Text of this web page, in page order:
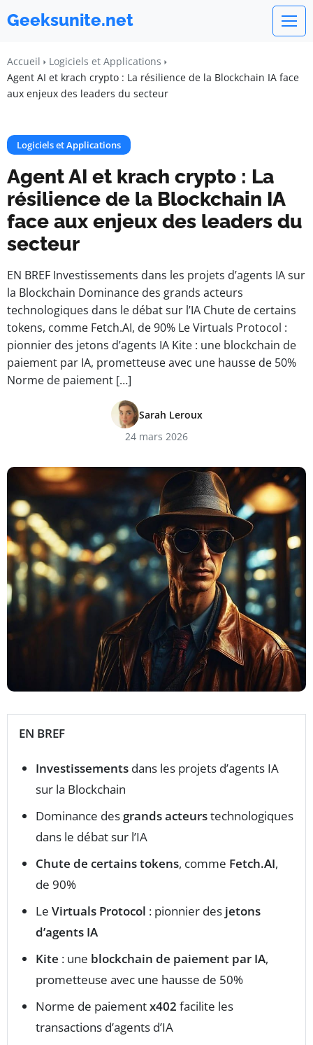
Geeksunite.net
Accueil
Logiciels et Applications
Agent AI et krach crypto : La résilience de la Blockchain IA face
aux enjeux des leaders du secteur
Logiciels et Applications
Agent AI et krach crypto : La
résilience de la Blockchain IA
face aux enjeux des leaders du
secteur
EN BREF Investissements dans les projets d’agents IA sur
la Blockchain Dominance des grands acteurs
technologiques dans le débat sur l’IA Chute de certains
tokens, comme Fetch.AI, de 90% Le Virtuals Protocol :
pionnier des jetons d’agents IA Kite : une blockchain de
paiement par IA, prometteuse avec une hausse de 50%
Norme de paiement […]
Sarah Leroux
24 mars 2026
EN BREF
Investissements dans les projets d’agents IA
sur la Blockchain
Dominance des grands acteurstechnologiques
dans le débat sur l’IA
Chute de certains tokens, comme Fetch.AI,
de 90%
Le Virtuals Protocol : pionnier des jetons
d’agents IA
Kite : une blockchain de paiement par IA,
prometteuse avec une hausse de 50%
Norme de paiementx402 facilite les
transactions d’agents d’IA